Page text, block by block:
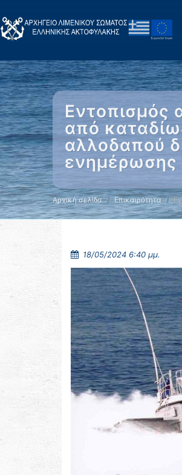
Εντοπισμός
από
αλλοδαπού
ενημέρωσης
Αρχική σελίδα Επικαιρότητα
18/05/2024 6:40 μμ.